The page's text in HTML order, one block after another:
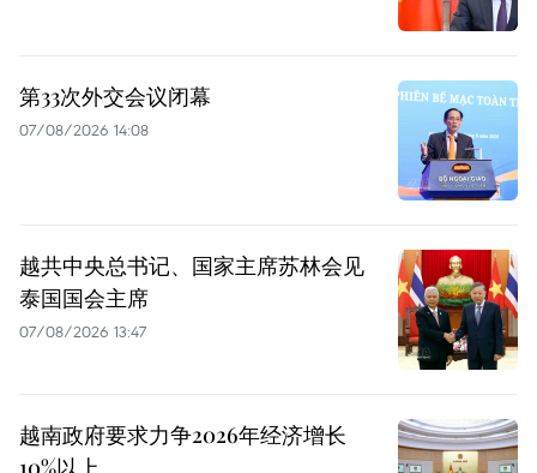
第33次外交会议闭幕
07/08/2026 14:08
越共中央总书记、国家主席苏林会见
泰国国会主席
07/08/2026 13:47
越南政府要求力争2026年经济增长
10%以上